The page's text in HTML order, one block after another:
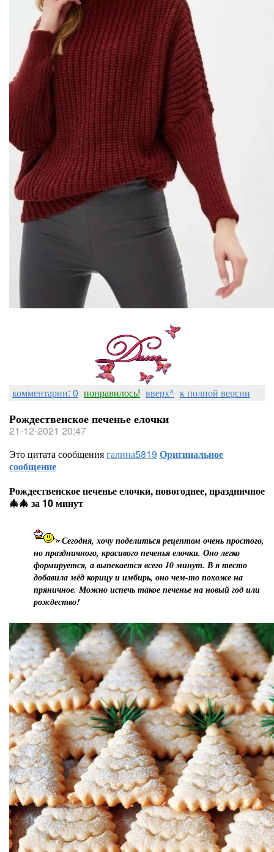
комментарии: 0 понравилось! вверх^ к полной версии
Рождественское печенье елочки
21-12-2021 20:47
Это цитата сообщениягалина5819 Оригинальное
сообщение
Рождественское печенье елочки, новогоднее, праздничное
🎄🎄 за 10 минут
Сегодня, хочу поделиться рецептом очень простого,
но праздничного, красивого печенья елочки. Оно легко
формируется, а выпекается всего 10 минут. В я тесто
добавила мёд корицу и имбирь, оно чем-то похоже на
пряничное. Можно испечь такое печенье на новый год или
рождество!